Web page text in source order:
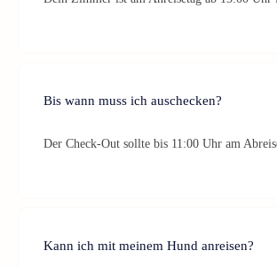
Bis wann muss ich auschecken?
Der Check-Out sollte bis 11:00 Uhr am
Kann ich mit meinem Hund anreisen?